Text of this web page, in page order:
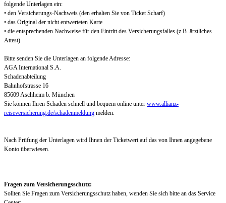
folgende Unterlagen ein:
• den Versicherungs-Nachweis (den erhalten Sie von Ticket Scharf)
• das Original der nicht entwerteten Karte
• die entsprechenden Nachweise für den Eintritt des Versicherungsfalles (z.B. ärztliches
Attest)
Bitte senden Sie die Unterlagen an folgende Adresse:
AGA International S.A.
Schadenabteilung
Bahnhofstrasse 16
85609 Aschheim b. München
Sie können Ihren Schaden schnell und bequem online unter www.allianz-
reiseversicherung.de/schadenmeldung melden.
Nach Prüfung der Unterlagen wird Ihnen der Ticketwert auf das von Ihnen angegebene
Konto überwiesen.
Fragen zum Versicherungsschutz:
Sollten Sie Fragen zum Versicherungsschutz haben, wenden Sie sich bitte an das Service